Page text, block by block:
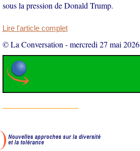
sous la pression de Donald Trump.
Lire l'article complet
© La Conversation -mercredi 27 mai 2026